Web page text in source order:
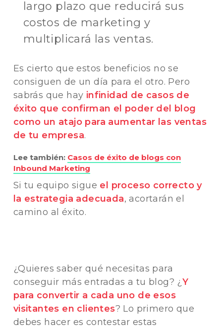
largo plazo que reducirá sus
costos de marketing y
multiplicará las ventas.
Es cierto que estos beneficios no se
consiguen de un día para el otro. Pero
sabrás que hay infinidad de casos de
éxito que confirman el poder del blog
como un atajo para aumentar las ventas
de tu empresa.
Lee también: Casos de éxito de blogs con
Inbound Marketing
Si tu equipo sigue el proceso correcto y
la estrategia adecuada, acortarán el
camino al éxito.
¿Quieres saber qué necesitas para
conseguir más entradas a tu blog? ¿ Y
para convertir a cada uno de esos
visitantes en clientes? Lo primero que
debes hacer es contestar estas